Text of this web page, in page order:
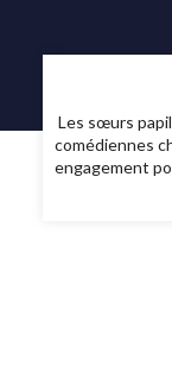
Les sœurs
comédiennes
engagement